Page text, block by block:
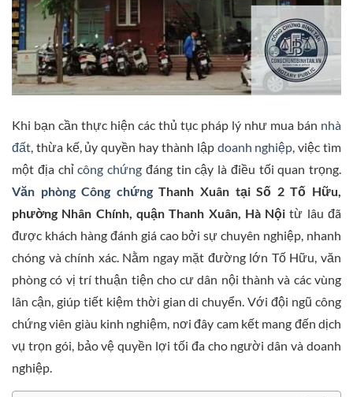
Khi bạn cần thực hiện các thủ tục pháp lý như mua bán nhà
đất, thừa kế, ủy quyền hay thành lập doanh nghiệp, việc tìm
một địa chỉcông chứng đáng tin cậy là điều tối quan trọng.
Văn phòng Công chứngThanh Xuân tại Số 2 Tố Hữu,
phường Nhân Chính, quận Thanh Xuân, Hà Nội từ lâu đã
được khách hàng đánh giá cao bởi sự chuyên nghiệp, nhanh
chóng và chính xác. Nằm ngay mặt đường lớn Tố Hữu, văn
phòng có vị trí thuận tiện cho cư dân nội thành và các vùng
lân cận, giúp tiết kiệm thời gian di chuyển. Với đội ngũ công
chứng viên giàu kinh nghiệm, nơi đây cam kết mang đến dịch
vụ trọn gói, bảo vệ quyền lợi tối đa cho người dân và doanh
nghiệp.